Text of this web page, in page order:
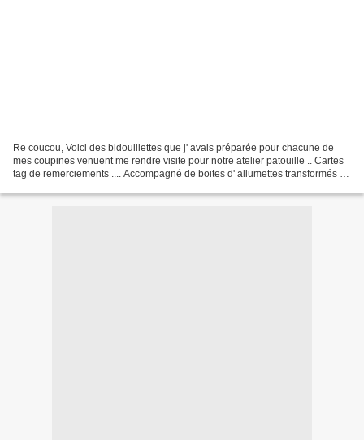
Re coucou, Voici des bidouillettes que j' avais préparée pour chacune de
mes coupines venuent me rendre visite pour notre atelier patouille .. Cartes
tag de remerciements .... Accompagné de boites d' allumettes transformés .